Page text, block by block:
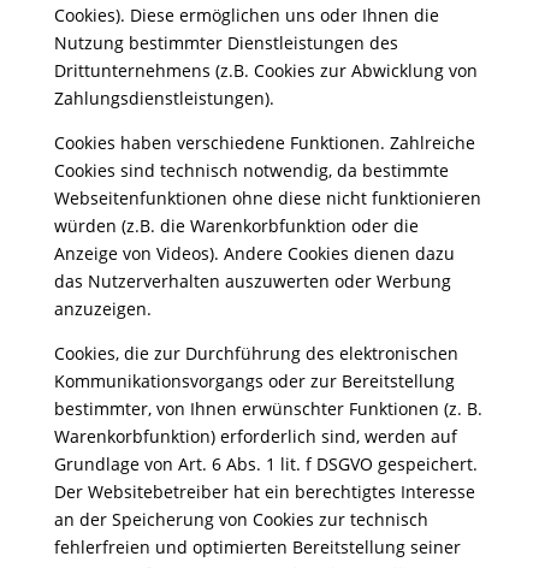
Cookies). Diese ermöglichen uns oder Ihnen die
Nutzung bestimmter Dienstleistungen des
Drittunternehmens (z.B. Cookies zur Abwicklung von
Zahlungsdienstleistungen).
Cookies haben verschiedene Funktionen. Zahlreiche
Cookies sind technisch notwendig, da bestimmte
Webseitenfunktionen ohne diese nicht funktionieren
würden (z.B. die Warenkorbfunktion oder die
Anzeige von Videos). Andere Cookies dienen dazu
das Nutzerverhalten auszuwerten oder Werbung
anzuzeigen.
Cookies, die zur Durchführung des elektronischen
Kommunikationsvorgangs oder zur Bereitstellung
bestimmter, von Ihnen erwünschter Funktionen (z. B.
Warenkorbfunktion) erforderlich sind, werden auf
Grundlage von Art. 6 Abs. 1 lit. f DSGVO gespeichert.
Der Websitebetreiber hat ein berechtigtes Interesse
an der Speicherung von Cookies zur technisch
fehlerfreien und optimierten Bereitstellung seiner